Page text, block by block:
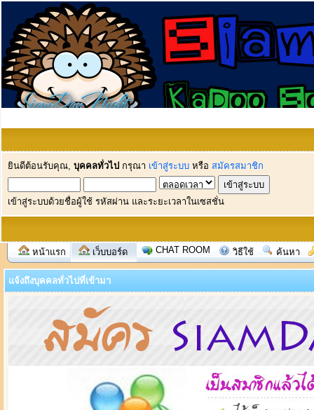
ยินดีต้อนรับคุณ, บุคคลทั่วไป กรุณา เข้าสู่ระบบ หรือ สมัครสมาชิก
เข้าสู่ระบบด้วยชื่อผู้ใช้ รหัสผ่าน และระยะเวลาในเซสชั่น
หน้าแรก เว็บบอร์ด CHAT ROOM วิธีใช้ ค้นหา
แจ้งถึงบุคคลทั่วไปที่เข้ามา